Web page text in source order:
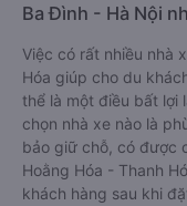
Ba Đình - Hà Nội
Việc có rất nhiều nhà
Hóa giúp cho du
thể là một điều bất lợi
chọn nhà xe nào là
bảo giữ chỗ, có được
Hoằng Hóa - Thanh
khách hàng sau khi